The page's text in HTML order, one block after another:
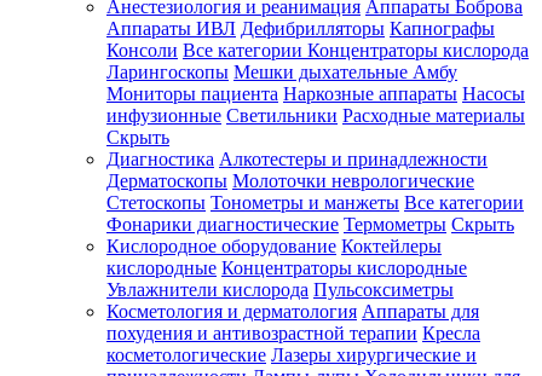
Анестезиология и реанимация Аппараты Боброва
Аппараты ИВЛ Дефибрилляторы Капнографы
Консоли Все категории Концентраторы кислорода
Ларингоскопы Мешки дыхательные Амбу
Мониторы пациента Наркозные аппараты Насосы
инфузионные Светильники Расходные материалы
Скрыть
Диагностика Алкотестеры и принадлежности
Дерматоскопы Молоточки неврологические
Стетоскопы Тонометры и манжеты Все категории
Фонарики диагностические Термометры Скрыть
Кислородное оборудование Коктейлеры
кислородные Концентраторы кислородные
Увлажнители кислорода Пульсоксиметры
Косметология и дерматология Аппараты для
похудения и антивозрастной терапии Кресла
косметологические Лазеры хирургические и